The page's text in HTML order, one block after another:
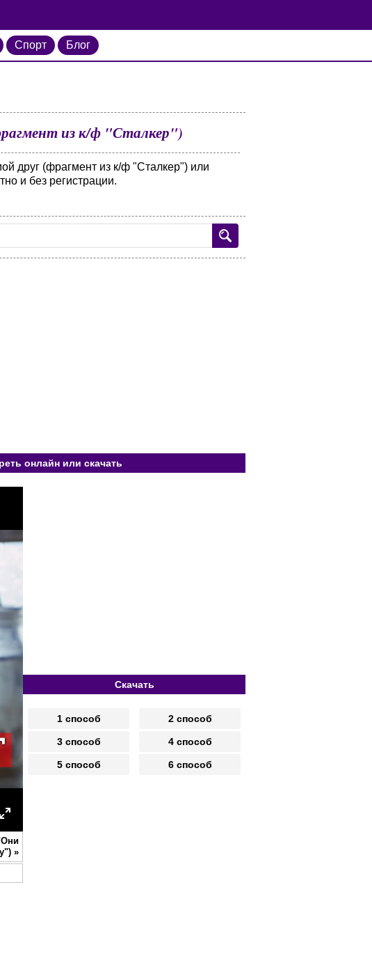
Спорт Блог
из к/ф "Сталкер")
друг (фрагмент из к/ф "Сталкер") или
и без регистрации.
онлайн или скачать
Enter
fullscreen
»
Скачать
1 способ 2 способ
3 способ 4 способ
5 способ 6 способ